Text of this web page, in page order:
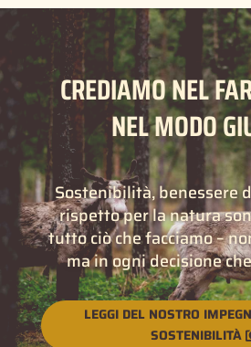
CREDIAMO NEL
NEL MODO
Sostenibilità, benessere
rispetto per la natura
tutto ciò che facciamo –
ma in ogni decisione
LEGGI DEL NOSTRO
SOSTENIBILITÀ